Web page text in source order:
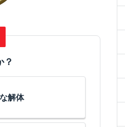
解体